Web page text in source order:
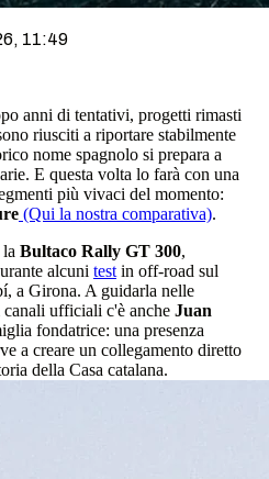
11:49
anni di tentativi, progetti rimasti
riusciti a riportare stabilmente
nome spagnolo si prepara a
E questa volta lo farà con una
più vivaci del momento:
(Qui la nostra comparativa).
Bultaco Rally GT 300,
alcuni test in off-road sul
a Girona. A guidarla nelle
ufficiali c'è anche Juan
fondatrice: una presenza
a creare un collegamento diretto
della Casa catalana.